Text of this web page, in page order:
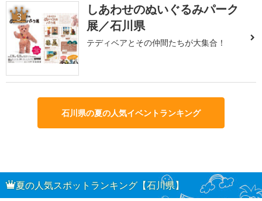
3
しあわせのぬいぐるみパーク
展／石川県
テディベアとその仲間たちが大集合！
石川県の夏の人気イベントランキング
夏の人気スポットランキング【石川県】